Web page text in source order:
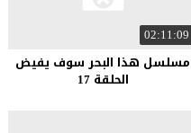
02:11:09
مسلسل هذا البحر سوف يفيض
الحلقة 17